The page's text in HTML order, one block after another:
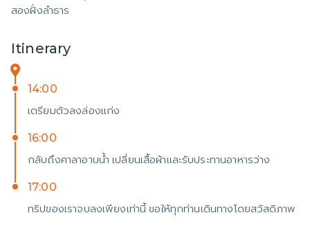
สองฝั่งลำธาร
Itinerary
14:00
เตรียมตัวลงล่องแก่ง
16:00
กลับถึงศาลาอาบน้ำ เปลี่ยนเสื้อผ้าและรับประทานอาหารว่าง
17:00
ทริปของเราจบลงเพียงเท่านี้ ขอให้ทุกท่านเดินทางโดยสวัสดิภาพ